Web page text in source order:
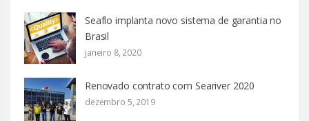
Seaflo implanta novo sistema de garantia no
Brasil
janeiro 8, 2020
Renovado contrato com Seariver 2020
dezembro 5, 2019